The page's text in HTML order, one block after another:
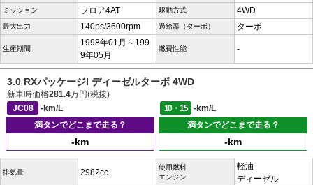
ミッション フロア4AT 駆動方式 4WD
最大出力 140ps/3600rpm 過給器（ターボ） ターボ
生産期間
1998年01月～199
9年05月
燃費性能 -
3.0 RXパッケージI ディーゼルターボ 4WD
新車時価格281.4万円(税抜)
JC08
-km/L 10・15
-km/L
満タンでどこまで走る？
-km
満タンでどこまで走る？
-km
排気量 2982cc
使用燃料
エンジン
軽油
ディーゼル